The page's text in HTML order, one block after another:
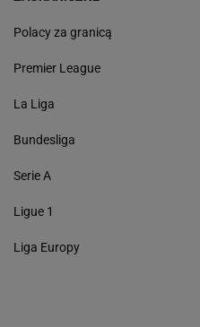
Polacy za granicą
Premier League
La Liga
Bundesliga
Serie A
Ligue 1
Liga Europy